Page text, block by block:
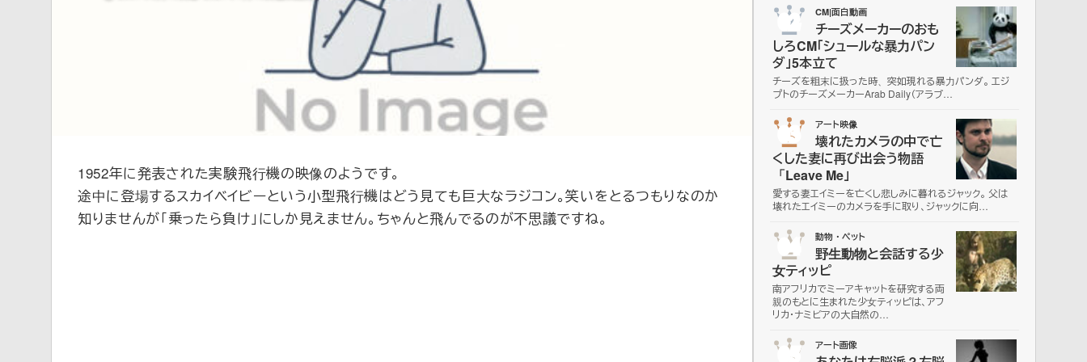
1952年に発表された実験飛行機の映像のようです。
途中に登場するスカイベイビーという小型飛行機はどう見ても巨大なラジコン。笑いをとるつもりなのか
知りませんが「乗ったら負け」にしか見えません。ちゃんと飛んでるのが不思議ですね。
02 CM|面白動画
チーズメーカーのおも
しろCM「シュールな暴力パン
ダ」5本立て
チーズを粗末に扱った時、突如現れる暴力パンダ。 エジ
プトのチーズメーカーArab Daily（アラブ…
03 アート映像
壊れたカメラの中で亡
くした妻に再び出会う物語
「Leave Me」
愛する妻エイミーを亡くし悲しみに暮れるジャック。 父は
壊れたエイミーのカメラを手に取り、ジャックに向…
04 動物・ペット
野生動物と会話する少
女ティッピ
南アフリカでミーアキャットを研究する両
親のもとに生まれた少女ティッピは、アフ
リカ・ナミビアの大自然の…
05 アート画像